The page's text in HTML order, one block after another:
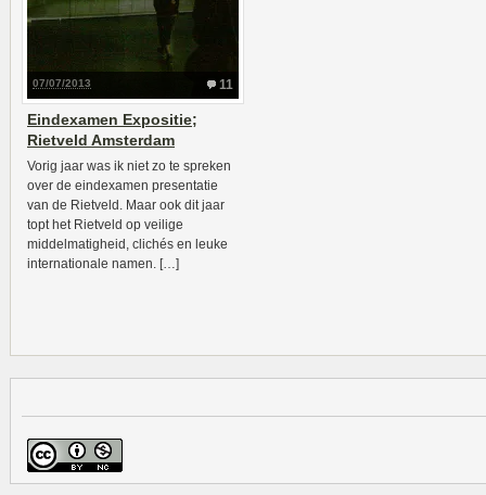
11
07/07/2013
Eindexamen Expositie;
Rietveld Amsterdam
Vorig jaar was ik niet zo te spreken
over de eindexamen presentatie
van de Rietveld. Maar ook dit jaar
topt het Rietveld op veilige
middelmatigheid, clichés en leuke
internationale namen. […]